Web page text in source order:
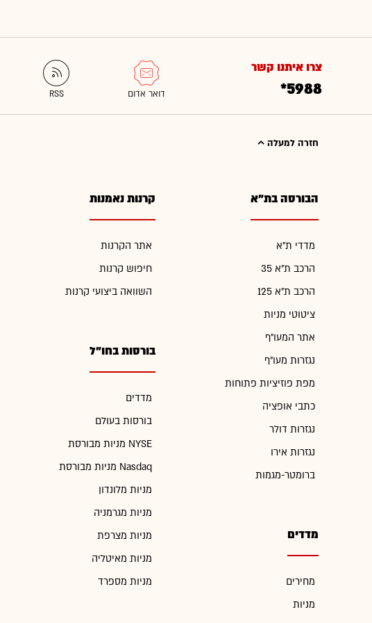
צרו איתנו קשר
*5988
חזרה למעלה
הבורסה בת"א
מדדי ת"א
הרכב ת"א 35
הרכב ת"א 125
ציטוטי מניות
אתר המעו"ף
נגזרות מעו"ף
מפת פוזיציות פתוחות
כתבי אופציה
נגזרות דולר
נגזרות אירו
ברומטר-מגמות
מדדים
מחירים
מניות
קרנות נאמנות
אתר הקרנות
חיפוש קרנות
השוואה ביצועי קרנות
בורסות בחו"ל
מדדים
בורסות בעולם
מניות מבורסת NYSE
מניות מבורסת Nasdaq
מניות מלונדון
מניות מגרמניה
מניות מצרפת
מניות מאיטליה
מניות מספרד